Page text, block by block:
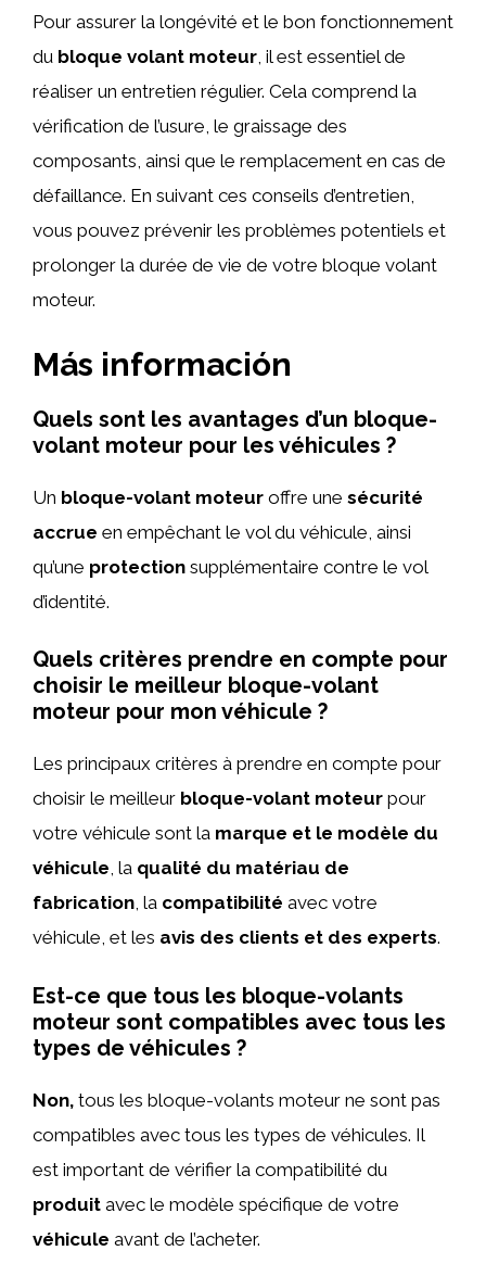
Pour assurer la longévité et le bon fonctionnement
du bloque volant moteur, il est essentiel de
réaliser un entretien régulier. Cela comprend la
vérification de l’usure, le graissage des
composants, ainsi que le remplacement en cas de
défaillance. En suivant ces conseils d’entretien,
vous pouvez prévenir les problèmes potentiels et
prolonger la durée de vie de votre bloque volant
moteur.
Más información
Quels sont les avantages d’un bloque-
volant moteur pour les véhicules ?
Un bloque-volant moteur offre une sécurité
accrue en empêchant le vol du véhicule, ainsi
qu’une protection supplémentaire contre le vol
d’identité.
Quels critères prendre en compte pour
choisir le meilleur bloque-volant
moteur pour mon véhicule ?
Les principaux critères à prendre en compte pour
choisir le meilleur bloque-volant moteur pour
votre véhicule sont la marque et le modèle du
véhicule, la qualité du matériau de
fabrication, la compatibilité avec votre
véhicule, et les avis des clients et des experts.
Est-ce que tous les bloque-volants
moteur sont compatibles avec tous les
types de véhicules ?
Non, tous les bloque-volants moteur ne sont pas
compatibles avec tous les types de véhicules. Il
est important de vérifier la compatibilité du
produit avec le modèle spécifique de votre
véhicule avant de l’acheter.